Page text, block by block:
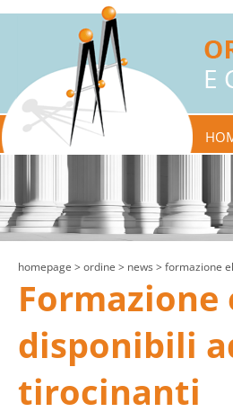
homepage > ordine > news > formazione
disponibili
tirocinanti